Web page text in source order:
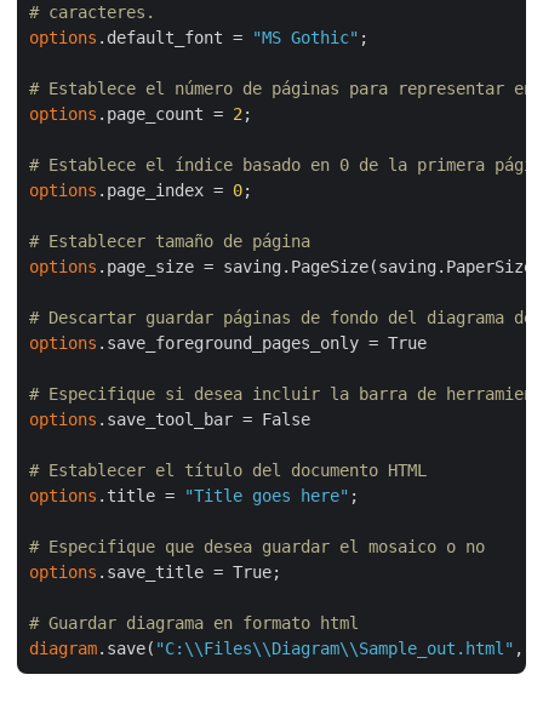
# caracteres.
options .default_font = "MS Gothic" ;
# Establece el número de páginas para representar en
options .page_count = 2 ;
# Establece el índice basado en 0 de la primera
options .page_index = 0;
# Establecer tamaño de página
options .page_size =
# Descartar guardar páginas de fondo del diagrama
options .save_foreground_pages_only = True
# Especifique si desea incluir la barra de
options .save_tool_bar = False
# Establecer el título del documento HTML
options .title = "Title goes here" ;
# Especifique que desea guardar el mosaico o no
options .save_title = True;
# Guardar diagrama en formato html
diagram.save( "C:\\Files\\Diagram\\Sample_out.html"